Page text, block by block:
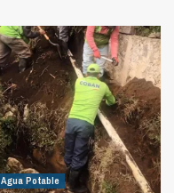
Agua Potable